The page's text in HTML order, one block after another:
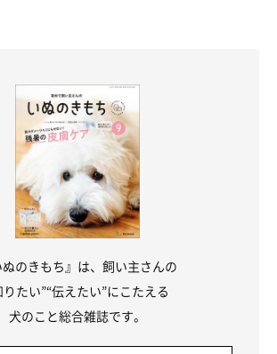
ぬのきもち』は、飼い主さんの
りたい”“伝えたい”にこたえる
犬のこと総合雑誌です。